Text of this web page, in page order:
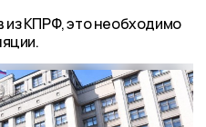
КПРФ, это необходимо